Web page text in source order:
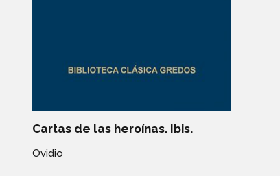
Cartas de las heroínas. Ibis.
Ovidio